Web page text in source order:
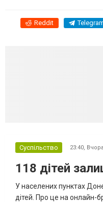
Reddit
Суспільство 23:40, Вчора
118 дітей
У населених пунктах
дітей. Про це на онлайн-